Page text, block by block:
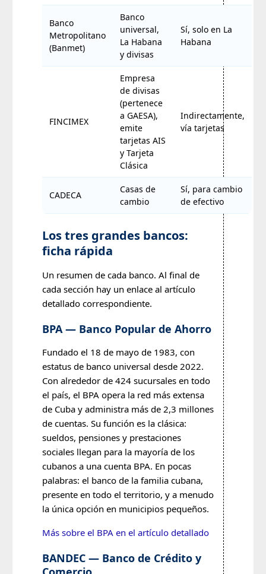
Banco
Metropolitano
(Banmet)
Banco
universal,
La Habana
y divisas
Sí, solo en La
Habana
FINCIMEX
Empresa
de divisas
(pertenece
a GAESA),
emite
tarjetas AIS
y Tarjeta
Clásica
Indirectamente,
vía tarjetas
CADECA
Casas de
cambio
Sí, para cambio
de efectivo
Los tres grandes bancos:
ficha rápida
Un resumen de cada banco. Al final de
cada sección hay un enlace al artículo
detallado correspondiente.
BPA — Banco Popular de Ahorro
Fundado el 18 de mayo de 1983, con
estatus de banco universal desde 2022.
Con alrededor de 424 sucursales en todo
el país, el BPA opera la red más extensa
de Cuba y administra más de 2,3 millones
de cuentas. Su función es la clásica:
sueldos, pensiones y prestaciones
sociales llegan para la mayoría de los
cubanos a una cuenta BPA. En pocas
palabras: el banco de la familia cubana,
presente en todo el territorio, y a menudo
la única opción en municipios pequeños.
Más sobre el BPA en el artículo detallado
BANDEC — Banco de Crédito y